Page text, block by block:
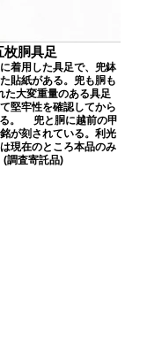
枚胴具足
着用した具足で、兜鉢
貼紙がある。兜も胴も
た大変重量のある具足
堅牢性を確認してから
。 兜と胴に越前の甲
が刻されている。利光
現在のところ本品のみ
(調査寄託品)